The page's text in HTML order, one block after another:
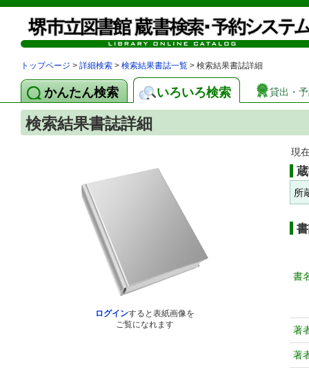
トップページ > 詳細検索 > 検索結果書誌一覧 > 検索結果書誌詳細
かんたん検索 いろいろ検索 貸出・
検索結果書誌詳細
ログインすると表紙画像を
ご覧になれます
現
所
書
著
著